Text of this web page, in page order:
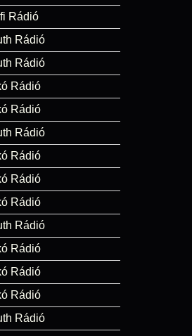
Rádió
Rádió
Rádió
Rádió
Rádió
Rádió
Rádió
Rádió
Rádió
Rádió
Rádió
Rádió
Rádió
Rádió